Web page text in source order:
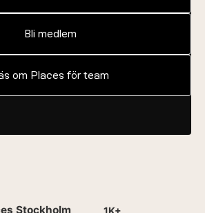
Bli medlem
om Places för team